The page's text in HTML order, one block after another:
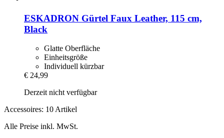
ESKADRON Gürtel Faux Leather, 115 cm,
Black
Glatte Oberfläche
Einheitsgröße
Individuell kürzbar
€ 24,99
Derzeit nicht verfügbar
Accessoires: 10 Artikel
Alle Preise inkl. MwSt.